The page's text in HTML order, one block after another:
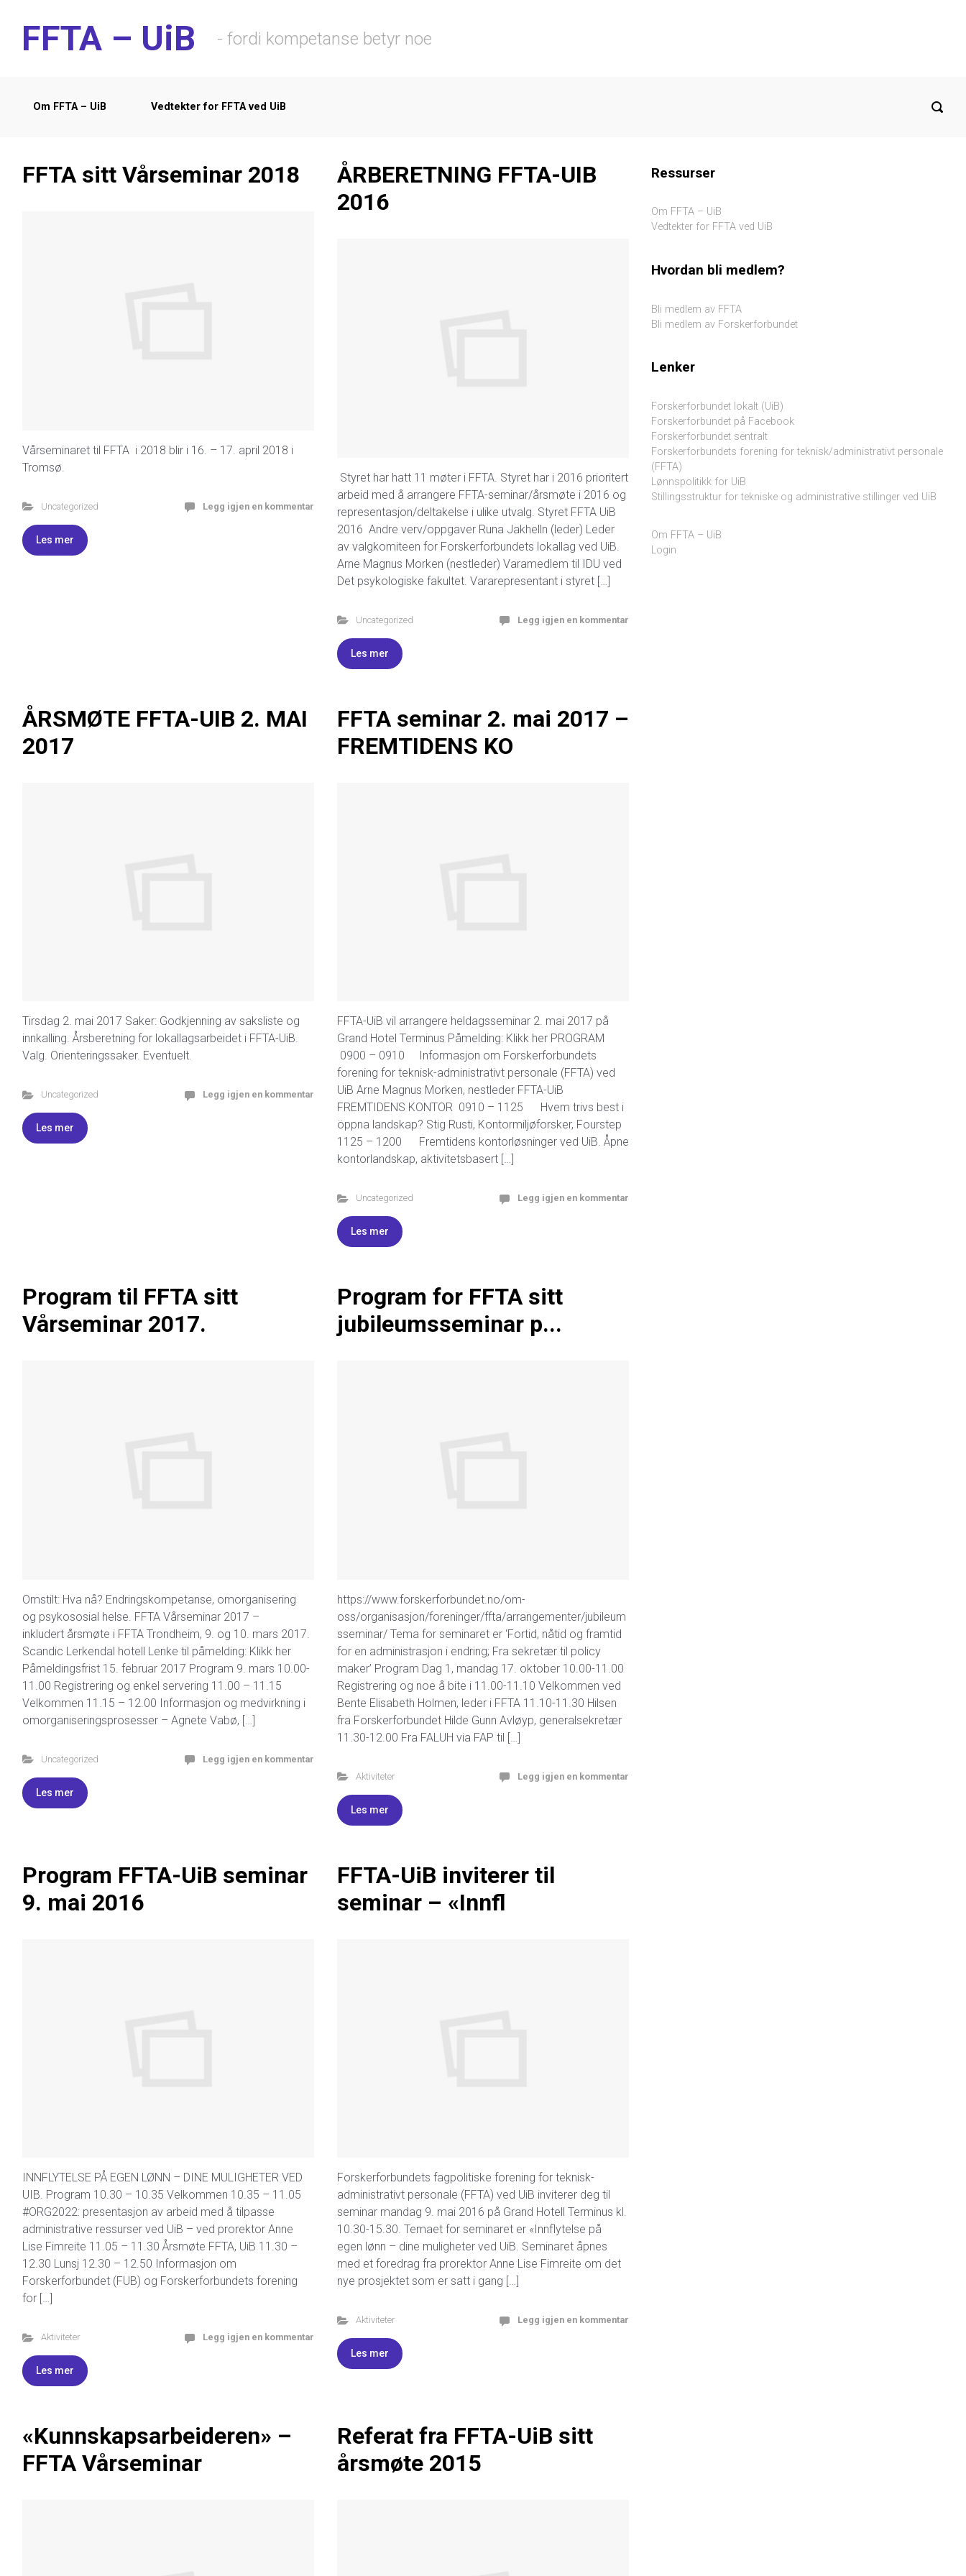
FFTA – UiB - fordi kompetanse betyr noe
Om FFTA – UiB Vedtekter for FFTA ved UiB
FFTA sitt Vårseminar 2018
Vårseminaret til FFTA i 2018 blir i 16. – 17. april 2018 i
Tromsø.
Uncategorized Legg igjen en kommentar
Les mer
ÅRBERETNING FFTA-UIB
2016
Styret har hatt 11 møter i FFTA. Styret har i 2016 prioritert
arbeid med å arrangere FFTA-seminar/årsmøte i 2016 og
representasjon/deltakelse i ulike utvalg. Styret FFTA UiB
2016 Andre verv/oppgaver Runa Jakhelln (leder) Leder
av valgkomiteen for Forskerforbundets lokallag ved UiB.
Arne Magnus Morken (nestleder) Varamedlem til IDU ved
Det psykologiske fakultet. Vararepresentant i styret […]
Uncategorized Legg igjen en kommentar
Les mer
ÅRSMØTE FFTA-UIB 2. MAI
2017
Tirsdag 2. mai 2017 Saker: Godkjenning av saksliste og
innkalling. Årsberetning for lokallagsarbeidet i FFTA-UiB.
Valg. Orienteringssaker. Eventuelt.
Uncategorized Legg igjen en kommentar
Les mer
FFTA seminar 2. mai 2017 –
FREMTIDENS KO
FFTA-UiB vil arrangere heldagsseminar 2. mai 2017 på
Grand Hotel Terminus Påmelding: Klikk her PROGRAM
0900 – 0910 Informasjon om Forskerforbundets
forening for teknisk-administrativt personale (FFTA) ved
UiB Arne Magnus Morken, nestleder FFTA-UiB
FREMTIDENS KONTOR 0910 – 1125 Hvem trivs best i
öppna landskap? Stig Rusti, Kontormiljøforsker, Fourstep
1125 – 1200 Fremtidens kontorløsninger ved UiB. Åpne
kontorlandskap, aktivitetsbasert […]
Uncategorized Legg igjen en kommentar
Les mer
Program til FFTA sitt
Vårseminar 2017.
Omstilt: Hva nå? Endringskompetanse, omorganisering
og psykososial helse. FFTA Vårseminar 2017 –
inkludert årsmøte i FFTA Trondheim, 9. og 10. mars 2017.
Scandic Lerkendal hotell Lenke til påmelding: Klikk her
Påmeldingsfrist 15. februar 2017 Program 9. mars 10.00-
11.00 Registrering og enkel servering 11.00 – 11.15
Velkommen 11.15 – 12.00 Informasjon og medvirkning i
omorganiseringsprosesser – Agnete Vabø, […]
Uncategorized Legg igjen en kommentar
Les mer
Program for FFTA sitt
jubileumsseminar p...
https://www.forskerforbundet.no/om-
oss/organisasjon/foreninger/ffta/arrangementer/jubileum
sseminar/ Tema for seminaret er ‘Fortid, nåtid og framtid
for en administrasjon i endring; Fra sekretær til policy
maker’ Program Dag 1, mandag 17. oktober 10.00-11.00
Registrering og noe å bite i 11.00-11.10 Velkommen ved
Bente Elisabeth Holmen, leder i FFTA 11.10-11.30 Hilsen
fra Forskerforbundet Hilde Gunn Avløyp, generalsekretær
11.30-12.00 Fra FALUH via FAP til […]
Aktiviteter Legg igjen en kommentar
Les mer
Program FFTA-UiB seminar
9. mai 2016
INNFLYTELSE PÅ EGEN LØNN – DINE MULIGHETER VED
UIB. Program 10.30 – 10.35 Velkommen 10.35 – 11.05
#ORG2022: presentasjon av arbeid med å tilpasse
administrative ressurser ved UiB – ved prorektor Anne
Lise Fimreite 11.05 – 11.30 Årsmøte FFTA, UiB 11.30 –
12.30 Lunsj 12.30 – 12.50 Informasjon om
Forskerforbundet (FUB) og Forskerforbundets forening
for […]
Aktiviteter Legg igjen en kommentar
Les mer
FFTA-UiB inviterer til
seminar – «Innfl
Forskerforbundets fagpolitiske forening for teknisk-
administrativt personale (FFTA) ved UiB inviterer deg til
seminar mandag 9. mai 2016 på Grand Hotell Terminus kl.
10.30-15.30. Temaet for seminaret er «Innflytelse på
egen lønn – dine muligheter ved UiB. Seminaret åpnes
med et foredrag fra prorektor Anne Lise Fimreite om det
nye prosjektet som er satt i gang […]
Aktiviteter Legg igjen en kommentar
Les mer
«Kunnskapsarbeideren» –
FFTA Vårseminar
Referat fra FFTA-UiB sitt
årsmøte 2015
Ressurser
Om FFTA – UiB
Vedtekter for FFTA ved UiB
Hvordan bli medlem?
Bli medlem av FFTA
Bli medlem av Forskerforbundet
Lenker
Forskerforbundet lokalt (UiB)
Forskerforbundet på Facebook
Forskerforbundet sentralt
Forskerforbundets forening for teknisk/administrativt personale
(FFTA)
Lønnspolitikk for UiB
Stillingsstruktur for tekniske og administrative stillinger ved UiB
Om FFTA – UiB
Login